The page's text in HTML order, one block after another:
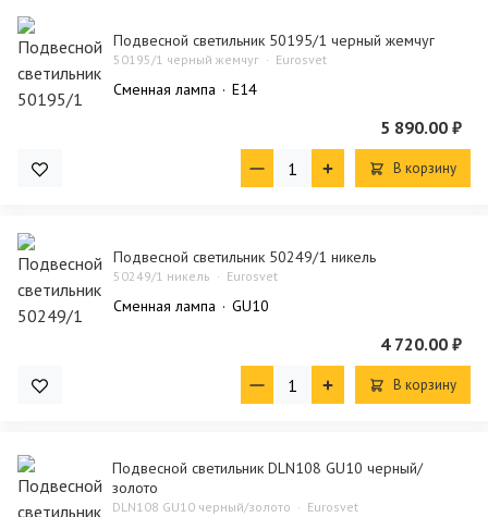
Подвесной светильник 50195/1 черный жемчуг
50195/1 черный жемчуг Eurosvet
Сменная лампа E14
5 890.00 ₽
В корзину
Подвесной светильник 50249/1 никель
50249/1 никель Eurosvet
Сменная лампа GU10
4 720.00 ₽
В корзину
Подвесной светильник DLN108 GU10 черный/
золото
DLN108 GU10 черный/золото Eurosvet